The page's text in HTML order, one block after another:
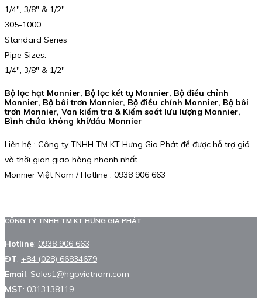
1/4″, 3/8″ & 1/2″
305-1000
Standard Series
Pipe Sizes:
1/4″, 3/8″ & 1/2″
Bộ lọc hạt Monnier, Bộ lọc kết tụ Monnier, Bộ điều chỉnh
Monnier, Bộ bôi trơn Monnier, Bộ điều chỉnh Monnier, Bộ bôi
trơn Monnier, Van kiểm tra & Kiểm soát lưu lượng Monnier,
Bình chứa không khí/dầu Monnier
Liên hệ : Công ty TNHH TM KT Hưng Gia Phát để được hỗ trợ giá
và thời gian giao hàng nhanh nhất.
Monnier Việt Nam / Hotline : 0938 906 663
CÔNG TY TNHH TM KT HƯNG GIA PHÁT
Hotline: 0938 906 663
ĐT: +84 (028) 66834679
Email: Sales1@hgpvietnam.com
MST: 0313138119